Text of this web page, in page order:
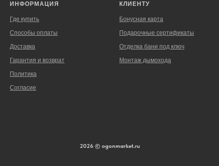
ИНФОРМАЦИЯ
Где купить
Способы оплаты
Доставка
Гарантия и возврат
Политика
Согласие
КЛИЕНТУ
Бонусная карта
Подарочные сертификаты
Отделка бани под ключ
Монтаж дымохода
2026 © ogonmarket.ru